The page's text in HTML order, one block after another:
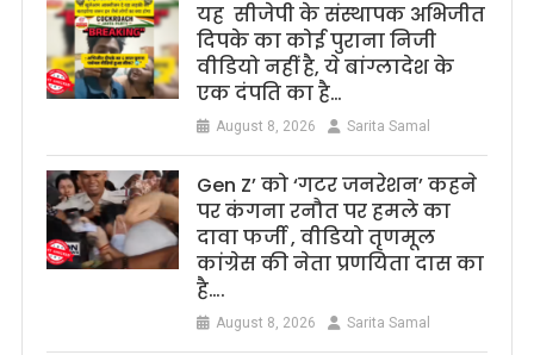
यह सीजेपी के संस्थापक अभिजीत
दिपके का कोई पुराना निजी
वीडियो नहीं है, ये बांग्लादेश के
एक दंपति का है…
August 8, 2026 Sarita Samal
Gen Z’ को ‘गटर जनरेशन’ कहने
पर कंगना रनौत पर हमले का
दावा फर्जी , वीडियो तृणमूल
कांग्रेस की नेता प्रणयिता दास का
है….
August 8, 2026 Sarita Samal